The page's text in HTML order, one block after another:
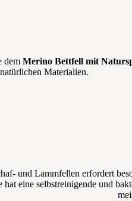
dem Merino Bettfell mit
Materialien.
und Lammfellen erfordert
eine selbstreinigende und